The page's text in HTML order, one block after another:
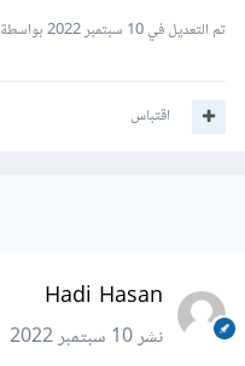
تم التعديل في10 سبتمبر 2022 بواسطة Hadi Hasan
اقتباس
Hadi Hasan
نشر10 سبتمبر 2022